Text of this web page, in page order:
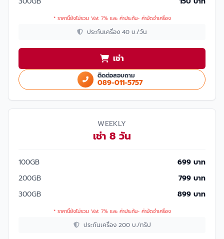
* ราคานี้ยังไม่รวม Vat 7% และ ค่าประกัน- ค่ามัดจำเครื่อง
ประกันเครื่อง 40 บ./วัน
เช่า
ติดต่อสอบถาม
089-011-5757
WEEKLY
เช่า 8 วัน
100GB
699 บาท
200GB
799 บาท
300GB
899 บาท
* ราคานี้ยังไม่รวม Vat 7% และ ค่าประกัน- ค่ามัดจำเครื่อง
ประกันเครื่อง 200 บ./ทริป